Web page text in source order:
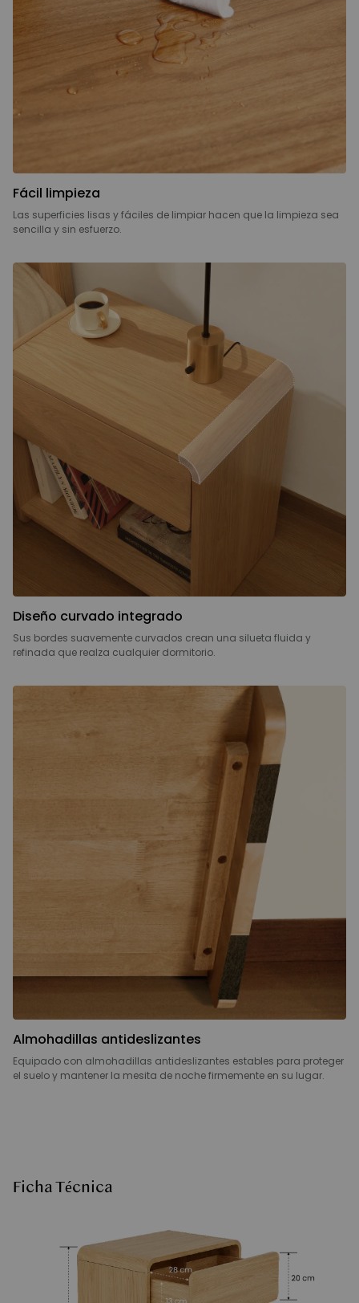
Fácil limpieza
Las superficies lisas y fáciles de limpiar hacen que la limpieza sea
sencilla y sin esfuerzo.
Diseño curvado integrado
Sus bordes suavemente curvados crean una silueta fluida y
refinada que realza cualquier dormitorio.
Almohadillas antideslizantes
Equipado con almohadillas antideslizantes estables para proteger
el suelo y mantener la mesita de noche firmemente en su lugar.
Ficha Técnica